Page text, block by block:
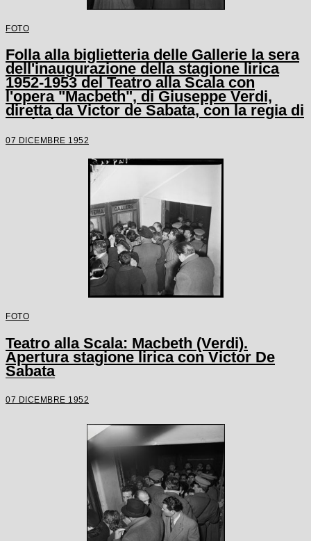
FOTO
Folla alla biglietteria delle Gallerie la sera
dell'inaugurazione della stagione lirica
1952-1953 del Teatro alla Scala con
l'opera "Macbeth", di Giuseppe Verdi,
diretta da Victor de Sabata, con la regia di
Carl Ebert
07 DICEMBRE 1952
FOTO
Teatro alla Scala: Macbeth (Verdi).
Apertura stagione lirica con Victor De
Sabata
07 DICEMBRE 1952